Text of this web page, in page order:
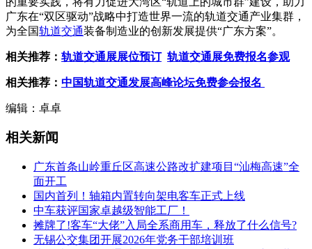
广东在“双区驱动”战略中打造世界一流的轨道交通产业集群，
为全国轨道交通装备制造业的创新发展提供“广东方案”。
相关推荐： 轨道交通展展位预订 轨道交通展免费报名参观
相关推荐： 中国轨道交通发展高峰论坛免费参会报名
编辑：卓卓
相关新闻
广东首条山岭重丘区高速公路改扩建项目“汕梅高速”全
面开工
国内首列！轴箱内置转向架电客车正式上线
中车获评国家卓越级智能工厂！
摊牌了!客车“大佬”入局全系商用车，释放了什么信号?
无锡公交集团开展2026年党务干部培训班